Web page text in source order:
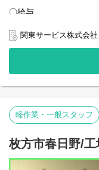
〇特徴その2 社員の働
関係を円滑にするため
お気軽に相談してくださ
あなたにより合う勤務
また、スタッフの安全
目先の利益よりも、ま
浸透した会社です！
ーーーーーーーーーー
・交通費規定内支給
・個人ロッカー完備
・休憩所あり
優しいスタッフが多く
わからないことは優し
「時に厳しく・時に優
キャリアアップ制度も
〇給与
※夜勤時間(22時以降)時
11,238円/日×21日 =
＜＜＜月収23万円実現
〇業務内容
倉庫内にて、鉄道車両
お願い致します。
決して難しい作業はあ
20代～50代活躍中！心
募下さい◎
関東サービス株式会社
軽作業・一般スタッフ
枚方市春日野/